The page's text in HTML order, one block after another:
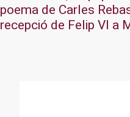
poema de Carles
recepció de Felip VI a